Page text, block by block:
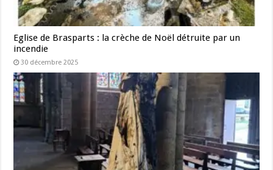
Eglise de Brasparts : la crèche de Noël détruite par un
incendie
30 décembre 2025